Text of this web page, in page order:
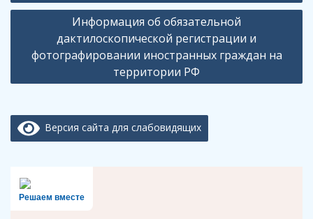
Информация об обязательной
дактилоскопической регистрации и
фотографировании иностранных граждан на
территории РФ
Версия сайта для слабовидящих
Решаем вместе